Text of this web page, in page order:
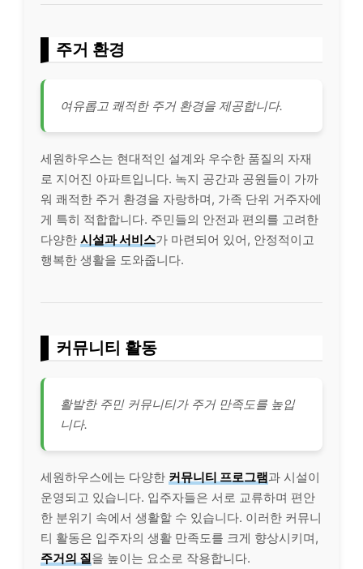
주거 환경
여유롭고 쾌적한 주거 환경을 제공합니다.
세원하우스는 현대적인 설계와 우수한 품질의 자재
로 지어진 아파트입니다. 녹지 공간과 공원들이 가까
워 쾌적한 주거 환경을 자랑하며, 가족 단위 거주자에
게 특히 적합합니다. 주민들의 안전과 편의를 고려한
다양한 시설과 서비스가 마련되어 있어, 안정적이고
행복한 생활을 도와줍니다.
커뮤니티 활동
활발한 주민 커뮤니티가 주거 만족도를 높입
니다.
세원하우스에는 다양한 커뮤니티 프로그램과 시설이
운영되고 있습니다. 입주자들은 서로 교류하며 편안
한 분위기 속에서 생활할 수 있습니다. 이러한 커뮤니
티 활동은 입주자의 생활 만족도를 크게 향상시키며,
주거의 질을 높이는 요소로 작용합니다.